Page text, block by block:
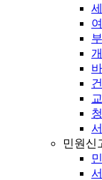
민원신